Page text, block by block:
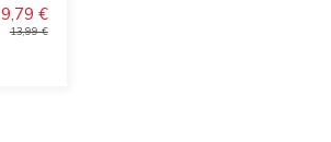
9,79 €
13,99 €